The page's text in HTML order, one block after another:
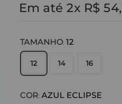
Em até2x R$ 54,
TAMANHO: 12
12 14 16
COR: AZUL ECLIPSE